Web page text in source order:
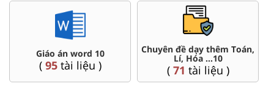
Giáo án word 10
( 95tài liệu )
Chuyên đề dạy thêm Toán,
Lí, Hóa ...10
( 71 tài liệu )